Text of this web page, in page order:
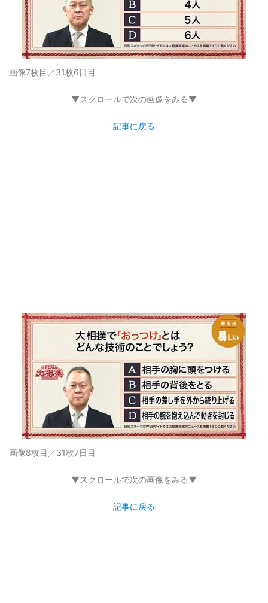
画像7枚目／31枚6日目
▼スクロールで次の画像をみる▼
記事に戻る
画像8枚目／31枚7日目
▼スクロールで次の画像をみる▼
記事に戻る